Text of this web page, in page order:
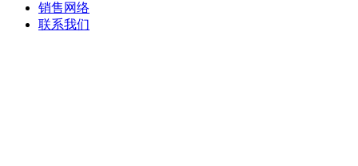
销售网络
联系我们